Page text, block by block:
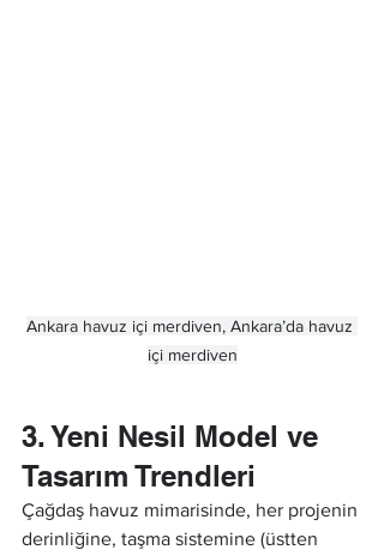
Ankara havuz içi merdiven, Ankara’da havuz
içi merdiven
3. Yeni Nesil Model ve
Tasarım Trendleri
Çağdaş havuz mimarisinde, her projenin
derinliğine, taşma sistemine (üstten